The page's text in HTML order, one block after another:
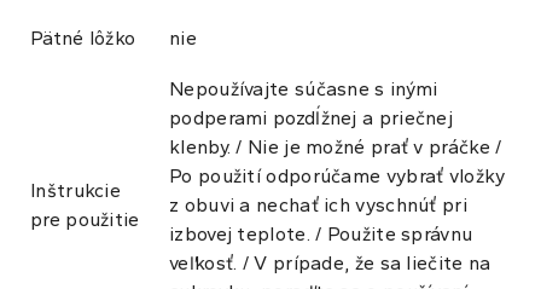
Pätné lôžko nie
Inštrukcie
pre použitie
Nepoužívajte súčasne s inými
podperami pozdĺžnej a priečnej
klenby. / Nie je možné prať v práčke /
Po použití odporúčame vybrať vložky
z obuvi a nechať ich vyschnúť pri
izbovej teplote. / Použite správnu
veľkosť. / V prípade, že sa liečite na